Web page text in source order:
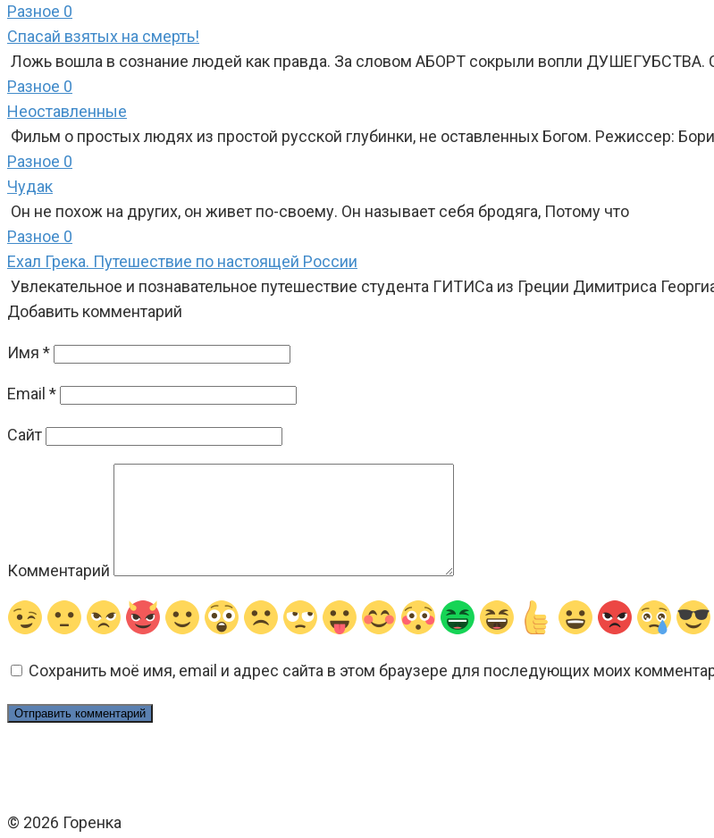
Разное 0
Спасай взятых на смерть!
Ложь вошла в сознание людей как правда. За словом АБОРТ сокрыли вопли ДУШЕГУБСТВА.
Разное 0
Неоставленные
Фильм о простых людях из простой русской глубинки, не оставленных Богом. Режиссер:
Разное 0
Чудак
Он не похож на других, он живет по-своему. Он называет себя бродяга, Потому что
Разное 0
Ехал Грека. Путешествие по настоящей России
Увлекательное и познавательное путешествие студента ГИТИСа из Греции Димитриса
Добавить комментарий
Имя *
Email *
Сайт
Комментарий
Сохранить моё имя, email и адрес сайта в этом браузере для последующих моих
© 2026 Горенка